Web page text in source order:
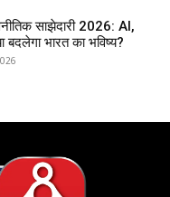
साझेदारी 2026: AI,
बदलेगा भारत का भविष्य?